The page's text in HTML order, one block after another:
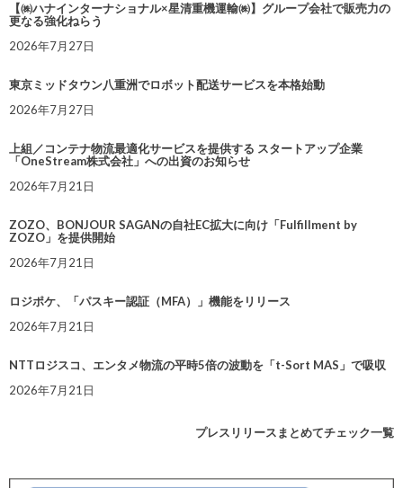
【㈱ハナインターナショナル×星清重機運輸㈱】グループ会社で販売力の
更なる強化ねらう
2026年7月27日
東京ミッドタウン八重洲でロボット配送サービスを本格始動
2026年7月27日
上組／コンテナ物流最適化サービスを提供する スタートアップ企業
「OneStream株式会社」への出資のお知らせ
2026年7月21日
ZOZO、BONJOUR SAGANの自社EC拡大に向け「Fulfillment by
ZOZO」を提供開始
2026年7月21日
ロジポケ、「パスキー認証（MFA）」機能をリリース
2026年7月21日
NTTロジスコ、エンタメ物流の平時5倍の波動を「t-Sort MAS」で吸収
2026年7月21日
プレスリリースまとめてチェック一覧